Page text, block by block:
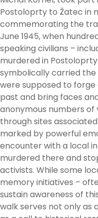
Postoloprty to Žatec in
commemorating the
June 1945, when
speaking civilians –
murdered in
symbolically carried
were supposed to
past and bring faces
anonymous numbers of
through sites
marked by powerful
encounter with a local
murdered there and
activists. While some
memory initiatives –
sustain awareness of
walk serves not only as